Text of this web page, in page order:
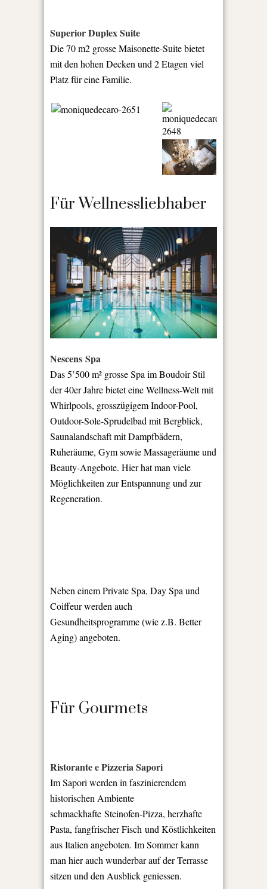
Superior Duplex Suite
Die 70 m2 grosse Maisonette-Suite bietet
mit den hohen Decken und 2 Etagen viel
Platz für eine Familie.
Für Wellnessliebhaber
Nescens Spa
Das 5’500 m² grosse Spa im Boudoir Stil
der 40er Jahre bietet eine Wellness-Welt mit
Whirlpools, grosszügigem Indoor-Pool,
Outdoor-Sole-Sprudelbad mit Bergblick,
Saunalandschaft mit Dampfbädern,
Ruheräume, Gym sowie Massageräume und
Beauty-Angebote. Hier hat man viele
Möglichkeiten zur Entspannung und zur
Regeneration.
Neben einem Private Spa, Day Spa und
Coiffeur werden auch
Gesundheitsprogramme (wie z.B. Better
Aging) angeboten.
Für Gourmets
Ristorante e Pizzeria Sapori
Im Sapori werden in faszinierendem
historischen Ambiente
schmackhafte Steinofen-Pizza, herzhafte
Pasta, fangfrischer Fisch und Köstlichkeiten
aus Italien angeboten. Im Sommer kann
man hier auch wunderbar auf der Terrasse
sitzen und den Ausblick geniessen.